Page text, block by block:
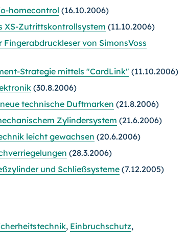
homecontrol (16.10.2006)
XS-Zutrittskontrollsystem (11.10.2006)
von SimonsVoss
Strategie mittels "CardLink" (11.10.2006)
(30.8.2006)
technische Duftmarken (21.8.2006)
Zylindersystem (21.6.2006)
leicht gewachsen (20.6.2006)
(28.3.2006)
und Schließsysteme (7.12.2005)
, Einbruchschutz,